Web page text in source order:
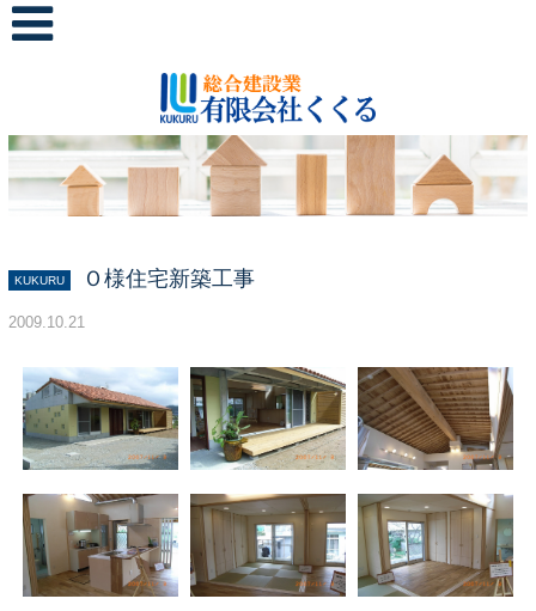
KUKURU Ｏ様住宅新築工事
2009.10.21